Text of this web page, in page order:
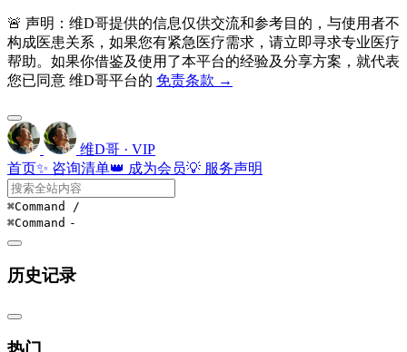
🚨 声明：维D哥提供的信息仅供交流和参考目的，与使用者不
构成医患关系，如果您有紧急医疗需求，请立即寻求专业医疗
帮助。如果你借鉴及使用了本平台的经验及分享方案，就代表
您已同意 维D哥平台的 免责条款 →
维D哥 · VIP
首页✨ 咨询清单👑 成为会员💡 服务声明
⌘Command /
⌘Command -
历史记录